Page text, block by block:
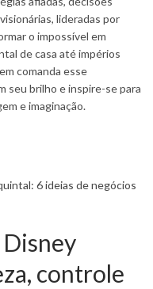
lideradas por
o impossível em
de casa até impérios
comanda esse
seu brilho e inspire-se para
e imaginação.
6 ideias de negócios
controle